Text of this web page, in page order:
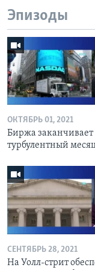
Эпизоды
ОКТЯБРЬ 01, 2021
Биржа заканчивает
турбулентный
СЕНТЯБРЬ 28, 2021
На Уолл-стрит